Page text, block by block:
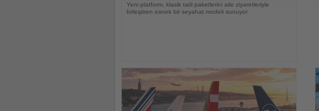
Yeni platform, klasik tatil paketlerini aile ziyaretleriyle
birleştiren esnek bir seyahat modeli sunuyor